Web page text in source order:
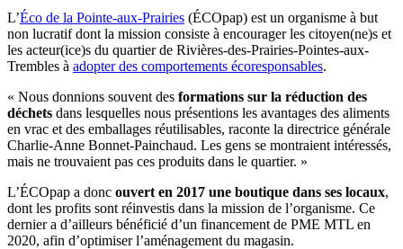
L’Éco de la Pointe-aux-Prairies (ÉCOpap) est un organisme à but
non lucratif dont la mission consiste à encourager les citoyen(ne)s et
les acteur(ice)s du quartier de Rivières-des-Prairies-Pointes-aux-
Trembles à adopter des comportements écoresponsables.
« Nous donnions souvent des formations sur la réduction des
déchets dans lesquelles nous présentions les avantages des aliments
en vrac et des emballages réutilisables, raconte la directrice générale
Charlie-Anne Bonnet-Painchaud. Les gens se montraient intéressés,
mais ne trouvaient pas ces produits dans le quartier. »
L’ÉCOpap a donc ouvert en 2017 une boutique dans ses locaux,
dont les profits sont réinvestis dans la mission de l’organisme. Ce
dernier a d’ailleurs bénéficié d’un financement de PME MTL en
2020, afin d’optimiser l’aménagement du magasin.